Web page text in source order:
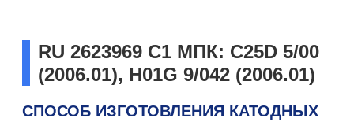
RU 2623969 C1 МПК: C25D 5/00
(2006.01), H01G 9/042 (2006.01)
СПОСОБ ИЗГОТОВЛЕНИЯ КАТОДНЫХ